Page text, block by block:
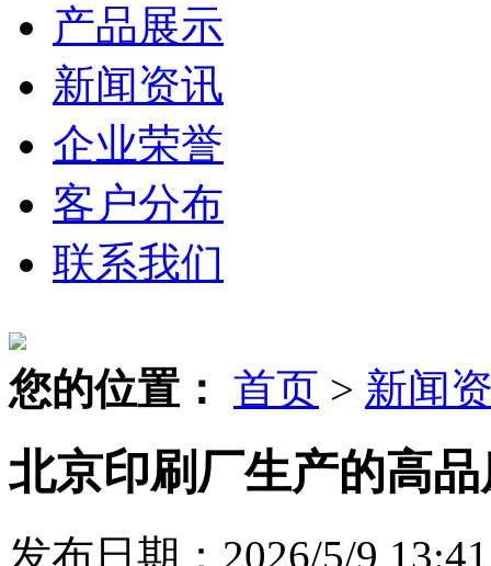
产品展示
新闻资讯
企业荣誉
客户分布
联系我们
您的位置： 首页 > 新闻
北京印刷厂生产的高
发布日期：2026/5/9